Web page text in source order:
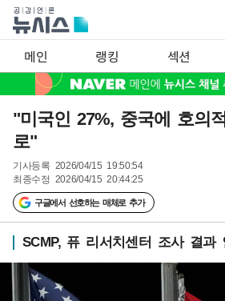
메인 랭킹 섹션
"미국인 27%, 중국에 호의
로"
기사등록 2026/04/15 19:50:54
최종수정 2026/04/15 20:44:25
구글에서 선호하는 매체로 추가
SCMP, 퓨 리서치센터 조사 결과